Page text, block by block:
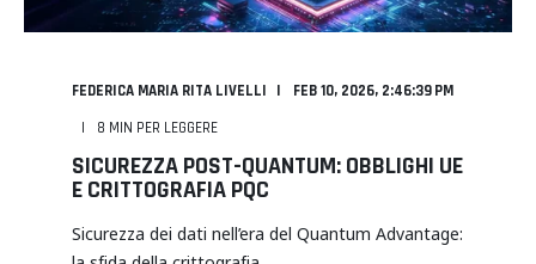
FEDERICA MARIA RITA LIVELLI
FEB 10, 2026, 2:46:39 PM
8 MIN PER LEGGERE
SICUREZZA POST-QUANTUM: OBBLIGHI UE
E CRITTOGRAFIA PQC
Sicurezza dei dati nell’era del Quantum Advantage: